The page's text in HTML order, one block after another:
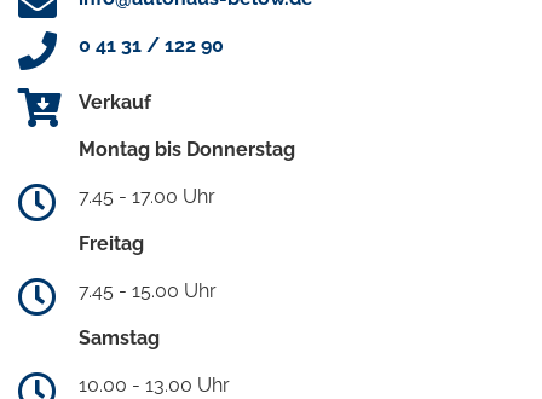
0 41 31 / 122 90
Verkauf
Montag bis Donnerstag
7.45 - 17.00 Uhr
Freitag
7.45 - 15.00 Uhr
Samstag
10.00 - 13.00 Uhr